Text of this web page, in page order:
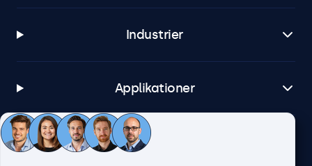
Industrier
Applikationer
Kundeservice